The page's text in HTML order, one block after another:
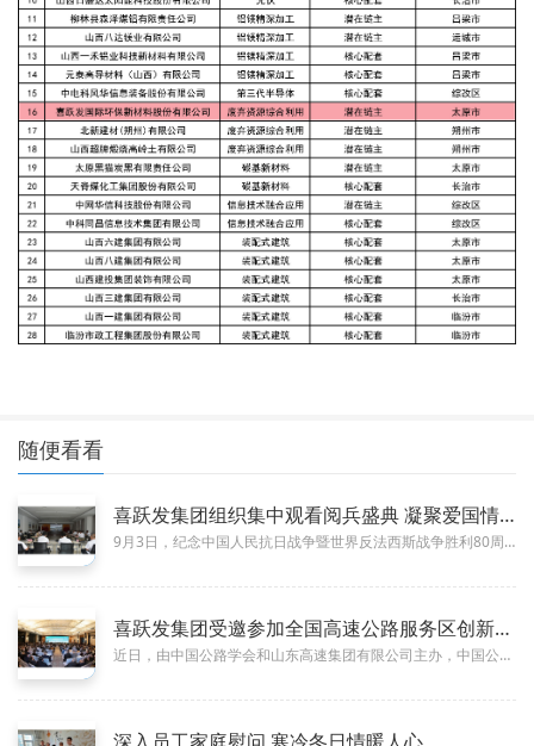
随便看看
09-08 喜跃发集团组织集中观看阅兵盛典 凝聚爱国情怀 激发奋进力量​
9月3日，纪念中国人民抗日战争暨世界反法西斯战争胜利80周年盛大阅兵仪式在北京天安门广场隆重举行。值此举世瞩目、举国同庆...
05-05 喜跃发集团受邀参加全国高速公路服务区创新应用成果推广交流会
近日，由中国公路学会和山东高速集团有限公司主办，中国公路学会服务区工作委员会、山东高速股份有限公司、山东高速服务开发集团...
深入员工家庭慰问 寒冷冬日情暖人心